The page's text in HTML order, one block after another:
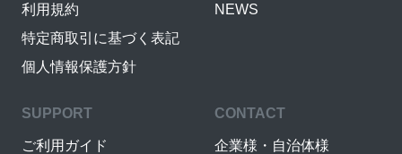
利用規約
特定商取引に基づく表記
個人情報保護方針
NEWS
SUPPORT
ご利用ガイド
CONTACT
企業様・自治体様